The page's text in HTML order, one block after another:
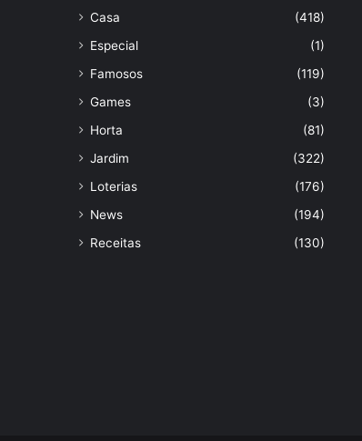
Casa
(418)
Especial
(1)
Famosos
(119)
Games
(3)
Horta
(81)
Jardim
(322)
Loterias
(176)
News
(194)
Receitas
(130)